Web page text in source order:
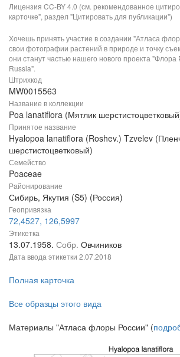
Лицензия CC-BY 4.0 (см. рекомендованное
карточке", раздел "Цитировать для публикации")
Хочешь принять участие в создании "Атласа
свои фотографии растений в природе и точку
они станут частью нашего нового проекта "Флора
Russia".
Штрихкод
MW0015563
Название в коллекции
Poa lanatiflora (Мятлик
Принятое название
Hyalopoa lanatiflora (Roshev.) Tzvelev
шерстистоцветковый)
Семейство
Poaceae
Районирование
Сибирь, Якутия (S5) (Россия)
Геопривязка
72,4527, 126,5997
Этикетка
13.07.1958. Собр. Овчиников
Дата ввода этикетки 2.07.2018
Полная карточка
Все образцы этого вида
Материалы "Атласа флоры России" (